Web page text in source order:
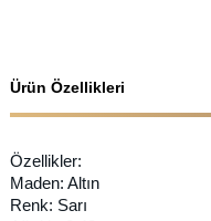
Ürün Özellikleri
Özellikler:
Maden: Altın
Renk: Sarı